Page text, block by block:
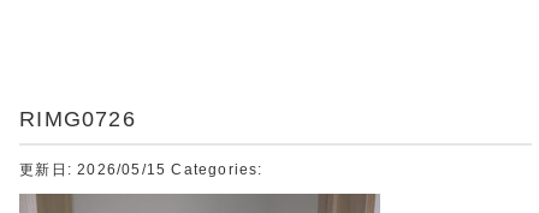
RIMG0726
更新日: 2026/05/15 Categories: